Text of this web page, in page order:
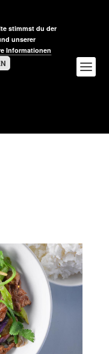
stimmst du der
unserer
Informationen